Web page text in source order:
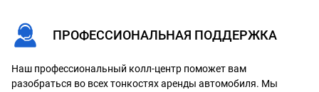
ПРОФЕССИОНАЛЬНАЯ ПОДДЕРЖКА
Наш профессиональный колл-центр поможет вам
разобраться во всех тонкостях аренды автомобиля. Мы